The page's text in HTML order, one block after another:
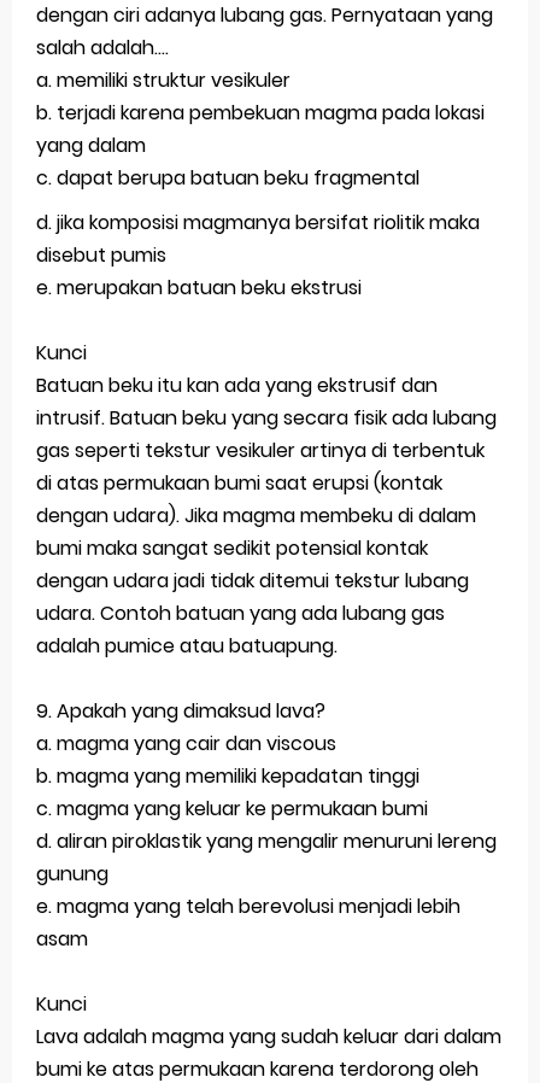
dengan ciri adanya lubang gas. Pernyataan yang
salah adalah....
a. memiliki struktur vesikuler
b. terjadi karena pembekuan magma pada lokasi
yang dalam
c. dapat berupa batuan beku fragmental
d. jika komposisi magmanya bersifat riolitik maka
disebut pumis
e. merupakan batuan beku ekstrusi
Kunci
Batuan beku itu kan ada yang ekstrusif dan
intrusif. Batuan beku yang secara fisik ada lubang
gas seperti tekstur vesikuler artinya di terbentuk
di atas permukaan bumi saat erupsi (kontak
dengan udara). Jika magma membeku di dalam
bumi maka sangat sedikit potensial kontak
dengan udara jadi tidak ditemui tekstur lubang
udara. Contoh batuan yang ada lubang gas
adalah pumice atau batuapung.
9. Apakah yang dimaksud lava?
a. magma yang cair dan viscous
b. magma yang memiliki kepadatan tinggi
c. magma yang keluar ke permukaan bumi
d. aliran piroklastik yang mengalir menuruni lereng
gunung
e. magma yang telah berevolusi menjadi lebih
asam
Kunci
Lava adalah magma yang sudah keluar dari dalam
bumi ke atas permukaan karena terdorong oleh